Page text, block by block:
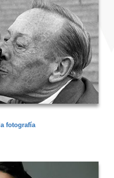
fotografía